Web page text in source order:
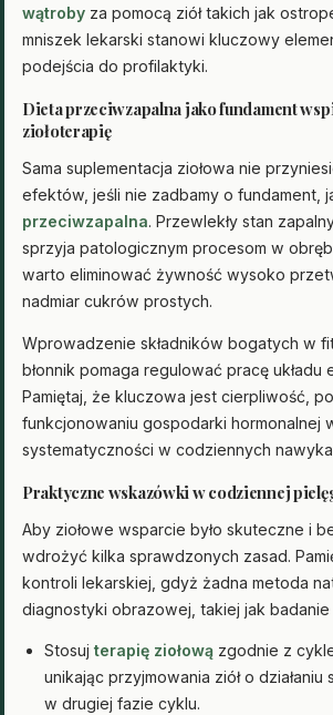
wątroby za pomocą ziół takich jak
mniszek lekarski stanowi kluczowy
podejścia do profilaktyki.
Dieta przeciwzapalna jako fundament
ziołoterapię
Sama suplementacja ziołowa nie
efektów, jeśli nie zadbamy o fundament,
przeciwzapalna. Przewlekły stan
sprzyja patologicznym procesom w
warto eliminować żywność wysoko
nadmiar cukrów prostych.
Wprowadzenie składników bogatych w
błonnik pomaga regulować pracę układu
Pamiętaj, że kluczowa jest cierpliwość,
funkcjonowaniu gospodarki hormonalnej
systematyczności w codziennych
Praktyczne wskazówki w codziennej
Aby ziołowe wsparcie było skuteczne i
wdrożyć kilka sprawdzonych zasad.
kontroli lekarskiej, gdyż żadna metoda
diagnostyki obrazowej, takiej jak badanie
Stosuj terapię ziołową zgodnie z
unikając przyjmowania ziół o działaniu
w drugiej fazie cyklu.